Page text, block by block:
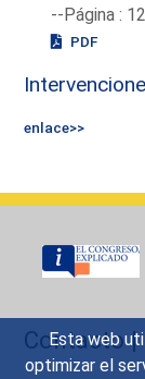
Esta web
optimizar el
--Página :
PDF
enlace>>
Contacto|